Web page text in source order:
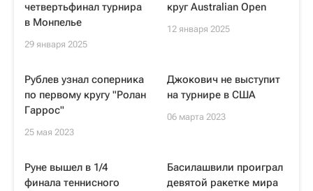
четвертьфинал турнира
в Монпелье
29 января 2025
круг Australian Open
12 января 2025
Рублев узнал соперника
по первому кругу "Ролан
Гаррос"
25 мая 2023
Джокович не выступит
на турнире в США
06 марта 2023
Руне вышел в 1/4
финала теннисного
Басилашвили проиграл
девятой ракетке мира